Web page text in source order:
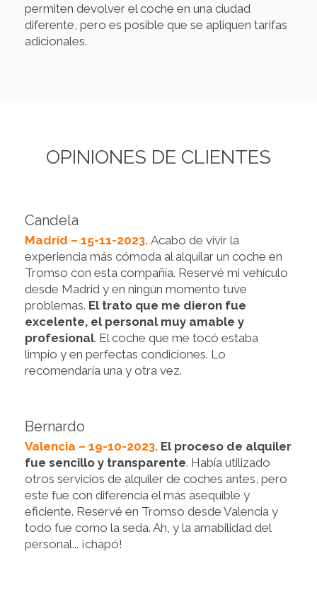
permiten devolver el coche en una ciudad
diferente, pero es posible que se apliquen tarifas
adicionales.
OPINIONES DE CLIENTES
Candela
Madrid – 15-11-2023. Acabo de vivir la
experiencia más cómoda al alquilar un coche en
Tromso con esta compañía. Reservé mi vehículo
desde Madrid y en ningún momento tuve
problemas. El trato que me dieron fue
excelente, el personal muy amable y
profesional. El coche que me tocó estaba
limpio y en perfectas condiciones. Lo
recomendaría una y otra vez.
Bernardo
Valencia – 19-10-2023. El proceso de alquiler
fue sencillo y transparente. Había utilizado
otros servicios de alquiler de coches antes, pero
este fue con diferencia el más asequible y
eficiente. Reservé en Tromso desde Valencia y
todo fue como la seda. Ah, y la amabilidad del
personal... ¡chapó!